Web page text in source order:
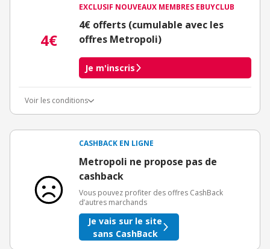
4€
EXCLUSIF NOUVEAUX MEMBRES EBUYCLUB
4€ offerts (cumulable avec les
offres Metropoli)
Je m'inscris
Voir les conditions
3€ de bienvenue crédités immédiatement + 1€ supplémentaire
Offre réservée à une toute première inscription chez eBuyClub.
CASHBACK EN LIGNE
Metropoli ne propose pas de
cashback
Vous pouvez profiter des offres CashBack
d’autres marchands
Je vais sur le site
sans CashBack